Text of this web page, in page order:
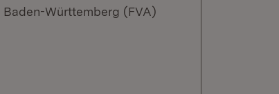
Württemberg (FVA)